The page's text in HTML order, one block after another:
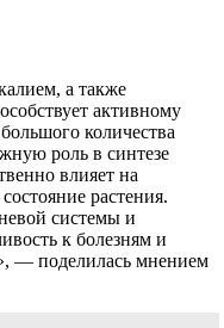
а также
активному
количества
роль в синтезе
влияет на
растения.
системы и
к болезням и
— поделилась мнением